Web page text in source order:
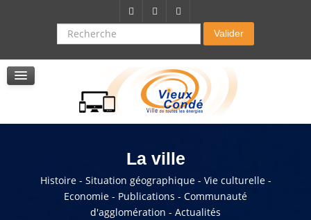
Recherche Valider
La résidence autonomie
Service de soins infirmers à domicile
Service d'aide à domicile
Pole multi services accompagnement seniors
La ville
Histoire - Situation géographique - Vie culturelle -
Economie - Publications - Communauté
d'agglomération - Actualités